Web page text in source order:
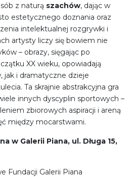
z naturą szachów, dając w
estetycznego doznania oraz
intelektualnej rozgrywki i
artysty liczy się bowiem nie
– obrazy, sięgając po
XX wieku, opowiadają
jak i dramatyczne dzieje
Ta skrajnie abstrakcyjna gra
innych dyscyplin sportowych –
zbiorowych aspiracji i areną
między mocarstwami.
w Galerii Piana, ul. Długa 15,
Fundacji Galerii Piana